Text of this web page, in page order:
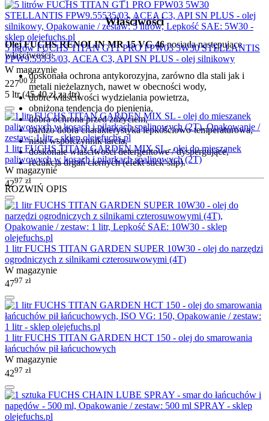
Właściwości
Olej FUCHS RENOLIN MR 15 VG 46 posiada następujące
właściwości:
doskonała ochrona antykorozyjna, zarówno dla stali jak i
metali nieżelaznych, nawet w obecności wody,
dobre właściwości wydzielania powietrza,
obniżona tendencja do pienienia,
dobra ochrona przed zużyciem,
bardzo dobra charakterystyka lepkościowo-temperaturowa,
niski współczynnik tarcia,
doskonałe właściwości detergentowe / dyspergujące,
redukcja drgań ciernych (efekt stick-slip).
ROZWIŃ OPIS
5 litrów FUCHS TITAN GT1 PRO FPW03 5W30 STELLANTIS
FPW9.55535/03, ACEA C3, API SN PLUS - olej silnikowy
W magazynie
22700 zł
5 ltr (45.40złza ltr)
1 litr FUCHS TITAN GARDEN MIX SL - olej do mieszanek
paliwowych w kosach i pilarkach spalinowych (2T)
W magazynie
4297 zł
1 litr FUCHS TITAN GARDEN SUPER 10W30 - olej do narzędzi
ogrodniczych z silnikami czterosuwowymi (4T)
W magazynie
4797 zł
1 litr FUCHS TITAN GARDEN HCT 150 - olej do smarowania
łańcuchów pił łańcuchowych
W magazynie
4297 zł